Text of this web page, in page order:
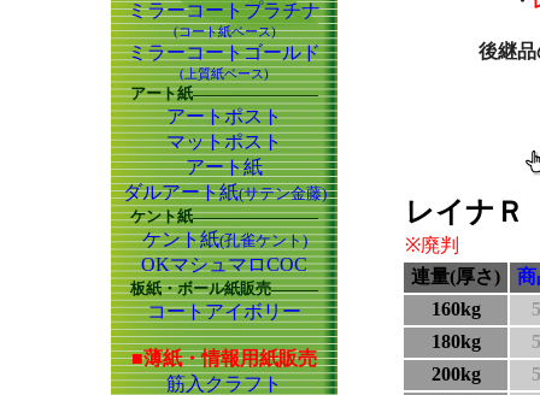
ミラーコートプラチナ
(コート紙ベース)
ミラーコートゴールド
(上質紙ベース)
アート紙――――――――
アートポスト
マットポスト
アート紙
ダルアート紙(サテン金藤)
ケント紙――――――――
ケント紙(孔雀ケント)
OKマシュマロCOC
板紙・ボール紙販売―――
コートアイボリー
■薄紙・情報用紙販売
筋入クラフト
後継品
レイナＲ
※廃判
連量(厚さ)
商
160kg
180kg
200kg